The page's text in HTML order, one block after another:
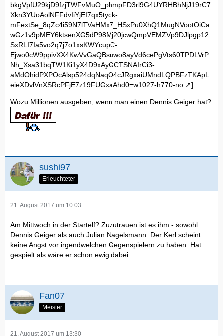
bkgVpfU29kjD9fzjTWFvMuO_phmpFD3rl9G4UYRHBhNjJ19rC7
Xkn3YUoAolNFFdvIiYjEI7qx5tyqk-
mFextSe_8qZc4i59N7lTVaHMx7_HSxPu0XhQ1MugNVootOiCa
wGz1v9pMEY6ktsenXG5dP98Mj20jcwQmpVEMZVp9DJlpgp12
SxRLI7Ia5vo2q7j7o1xsKWYcupC-
Ejwo0cW9ppivXX4KwVvGaQBsuwo8ayVd6cePgVts60TPDLVrP
Nh_Xsa31bqTW1Ki1yX4D9xAyGCTSNAIrCi3-
aMdOhidPXPOcAlsp524dqNaqO4cJRgxaiUMndLQPBFzTKApL
eieXDvlVnXSRcPFjE7z19FUGxaAhd0=w1027-h770-no
]
Wozu Millionen ausgeben, wenn man einen Dennis Geiger hat?
sushi97
Erleuchteter
21. August 2017 um 10:03
Am Mittwoch in der Startelf? Zuzutrauen ist es ihm - sowohl
Dennis Geiger als auch Julian Nagelsmann. Der Kerl scheint
keine Angst vor irgendwelchen Gegenspielern zu haben. Hat
gespielt als wäre er schon ewig dabei...
Fan07
Meister
21. August 2017 um 13:30